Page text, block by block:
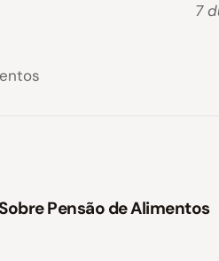
7
Pensão de Alimentos